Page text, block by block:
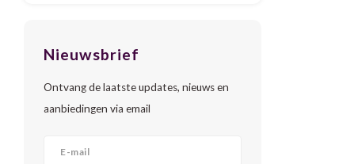
Nieuwsbrief
Ontvang de laatste updates, nieuws en
aanbiedingen via email